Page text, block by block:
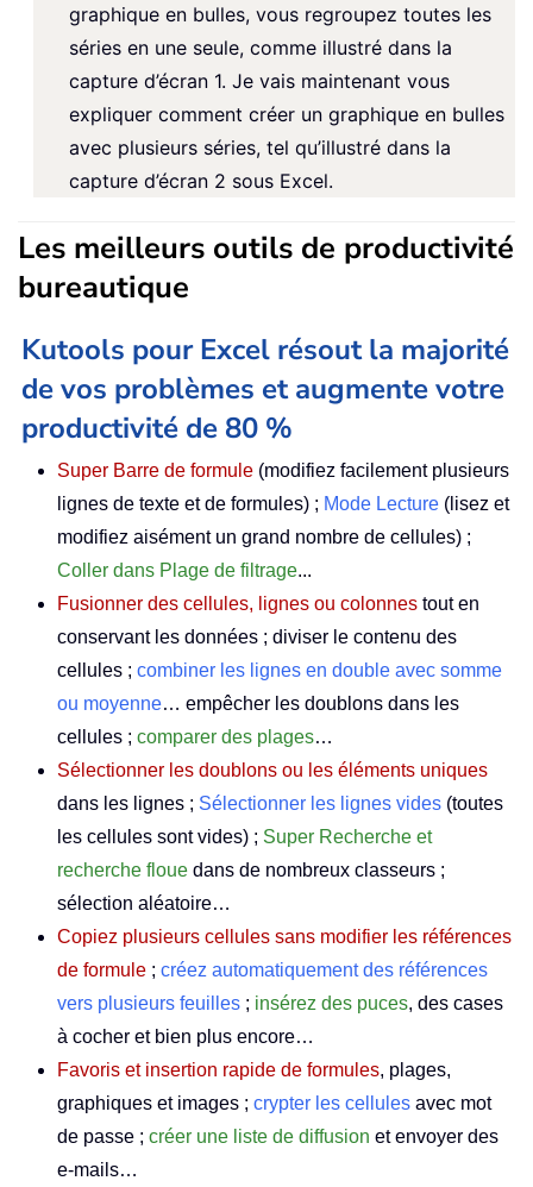
graphique en bulles, vous regroupez toutes les
séries en une seule, comme illustré dans la
capture d’écran 1. Je vais maintenant vous
expliquer comment créer un graphique en bulles
avec plusieurs séries, tel qu’illustré dans la
capture d’écran 2 sous Excel.
Les meilleurs outils de productivité
bureautique
Kutools pour Excel résout la majorité
de vos problèmes et augmente votre
productivité de 80 %
Super Barre de formule (modifiez facilement plusieurs
lignes de texte et de formules) ; Mode Lecture (lisez et
modifiez aisément un grand nombre de cellules) ;
Coller dans Plage de filtrage...
Fusionner des cellules, lignes ou colonnes tout en
conservant les données ; diviser le contenu des
cellules ; combiner les lignes en double avec somme
ou moyenne… empêcher les doublons dans les
cellules ; comparer des plages…
Sélectionner les doublons ou les éléments uniques
dans les lignes ; Sélectionner les lignes vides (toutes
les cellules sont vides) ; Super Recherche et
recherche floue dans de nombreux classeurs ;
sélection aléatoire…
Copiez plusieurs cellules sans modifier les références
de formule ; créez automatiquement des références
vers plusieurs feuilles ; insérez des puces, des cases
à cocher et bien plus encore…
Favoris et insertion rapide de formules, plages,
graphiques et images ; crypter les cellules avec mot
de passe ; créer une liste de diffusion et envoyer des
e-mails…